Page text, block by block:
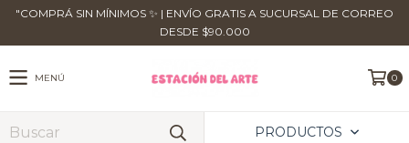
​"COMPRÁ SIN MÍNIMOS ✨ | ENVÍO GRATIS A SUCURSAL DE CORREO
DESDE $90.000
MENÚ 0
PRODUCTOS